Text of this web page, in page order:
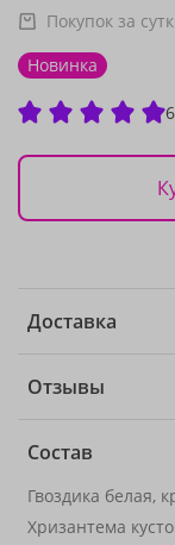
Покупок за
Новинка
Доставка
Отзывы
Состав
Гвоздика белая,
Хризантема